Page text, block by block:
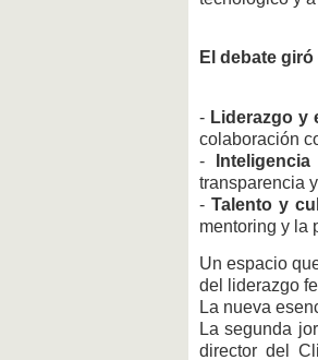
El debate
- Liderazgo y
colaboración
-
transparencia
-Talento y
mentoring y la
Un espacio
del liderazgo
La nueva
La segunda
director del